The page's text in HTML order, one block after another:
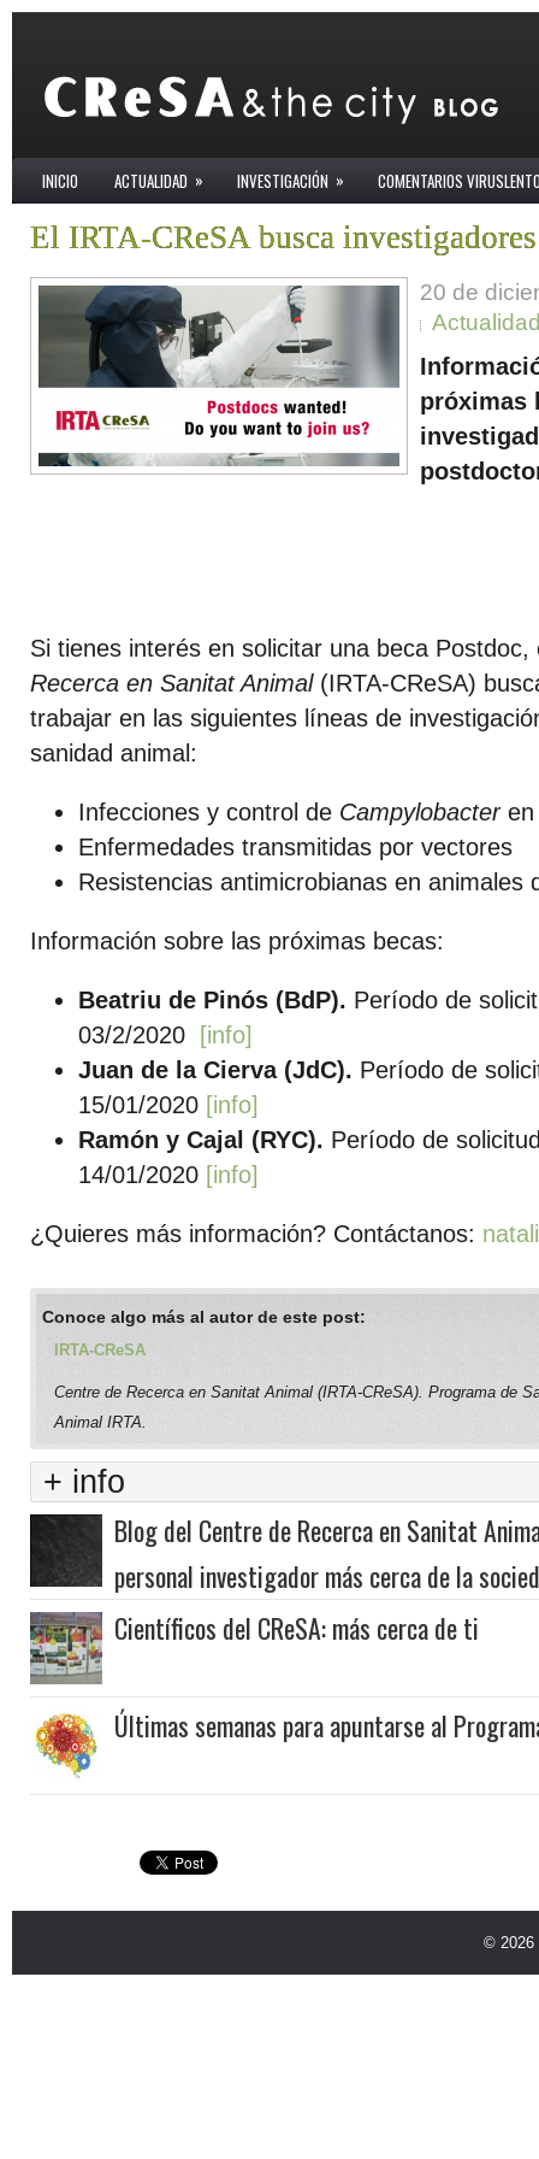
INICIO ACTUALIDAD » INVESTIGACIÓN » COMENTARIOS
El IRTA-CReSA busca
20 de
próximas
Si tienes interés en solicitar una beca
Recerca en Sanitat Animal(IRTA-CReSA)
trabajar en las siguientes líneas de
sanidad animal:
Infecciones y control de Campylobacteren
Enfermedades transmitidas por vectores
Resistencias antimicrobianas en animales
Información sobre las próximas becas:
Beatriu de Pinós (BdP). Período de
03/2/2020
[info]
Juan de la Cierva (JdC). Período de
15/01/2020 [info]
Ramón y Cajal (RYC). Período de
14/01/2020 [info]
¿Quieres más información? Contáctanos:
Conoce algo más al autor de este post:
IRTA-CReSA
Centre de Recerca en Sanitat Animal (IRTA-CReSA). Programa de
Animal IRTA.
+ info
Blog del Centre de Recerca en Sanitat
personal investigador más cerca de la
Científicos del CReSA: más cerca de ti
Últimas semanas para apuntarse al
© 2026